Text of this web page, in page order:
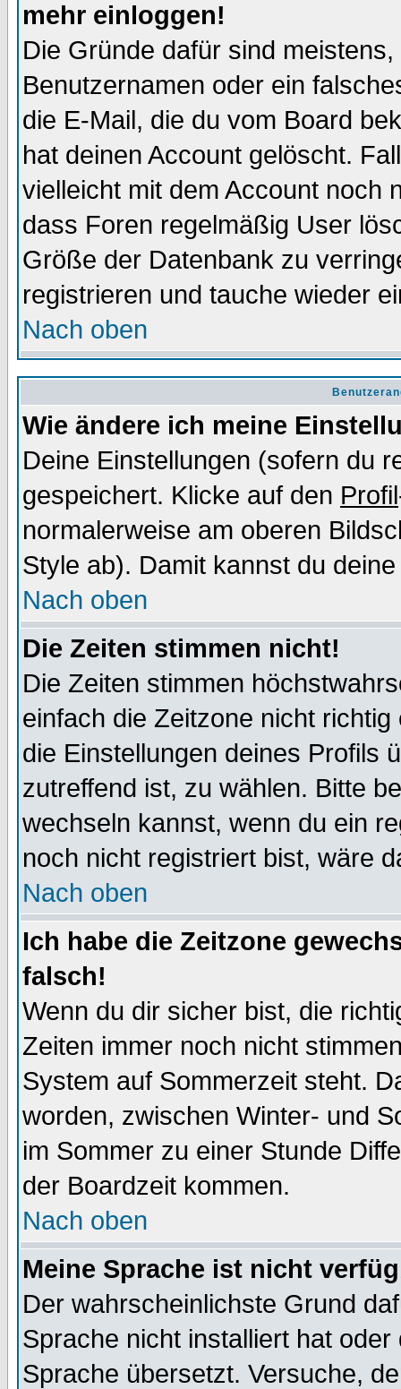
mehr einloggen!
Die Gründe dafür sind
Benutzernamen oder ein
die E-Mail, die du vom Board
hat deinen Account gelöscht.
vielleicht mit dem Account noch
dass Foren regelmäßig User
Größe der Datenbank zu
registrieren und tauche wieder
Nach oben
Wie ändere ich meine
Deine Einstellungen (sofern du
gespeichert. Klicke auf den Profil
normalerweise am oberen
Style ab). Damit kannst du
Nach oben
Die Zeiten stimmen nicht!
Die Zeiten stimmen
einfach die Zeitzone nicht
die Einstellungen deines Profils
zutreffend ist, zu wählen. Bitte
wechseln kannst, wenn du ein
noch nicht registriert bist, wäre
Nach oben
Ich habe die Zeitzone
falsch!
Wenn du dir sicher bist, die
Zeiten immer noch nicht
System auf Sommerzeit steht.
worden, zwischen Winter- und
im Sommer zu einer Stunde
der Boardzeit kommen.
Nach oben
Meine Sprache ist nicht
Der wahrscheinlichste Grund
Sprache nicht installiert hat
Sprache übersetzt. Versuche,